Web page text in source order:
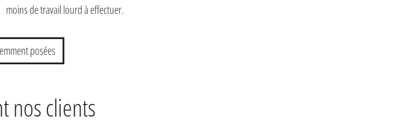
moins de travail lourd à effectuer.
posées
nos clients